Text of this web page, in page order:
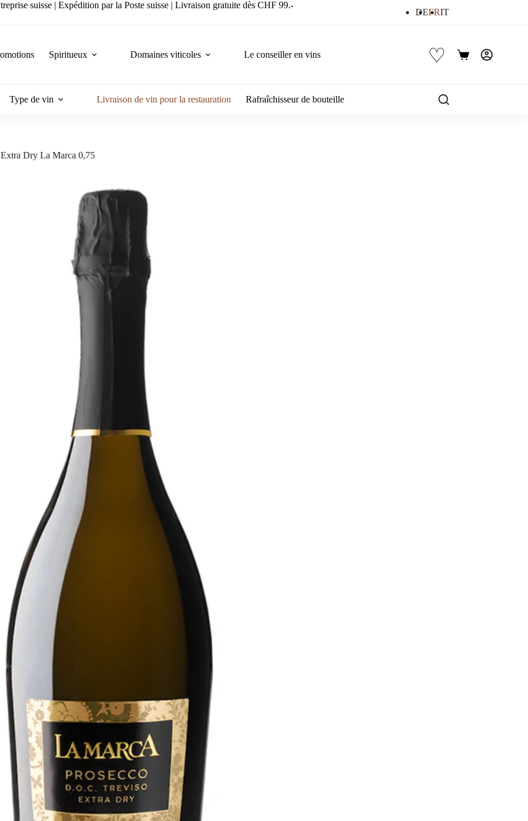
suisse | Expédition par la Poste suisse | Livraison gratuite dès CHF 99.-
DEFRIT
Spiritueux Domaines viticoles Le conseiller en vins ♡
Panier
Type de vin Livraison de vin pour la restauration Rafraîchisseur de bouteille
Dry La Marca 0,75